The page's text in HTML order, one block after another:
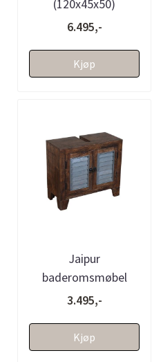
(120x45x50)
6.495,-
Kjøp
Jaipur
baderomsmøbel
(60x30x60)
3.495,-
Kjøp